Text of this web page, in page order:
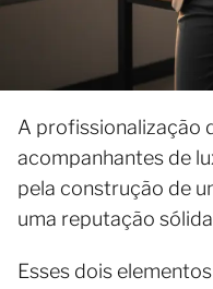
A profissionalização
acompanhantes de
pela construção de
uma reputação
Esses dois